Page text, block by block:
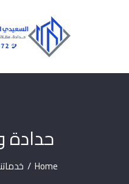
حدادة
/